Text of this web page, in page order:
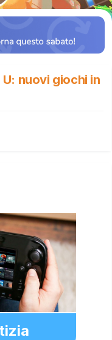
nuovi giochi in